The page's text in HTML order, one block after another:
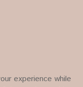
experience while